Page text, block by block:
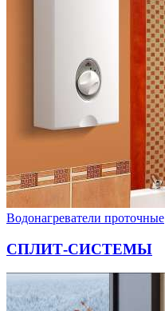
Водонагреватели проточные
СПЛИТ-СИСТЕМЫ